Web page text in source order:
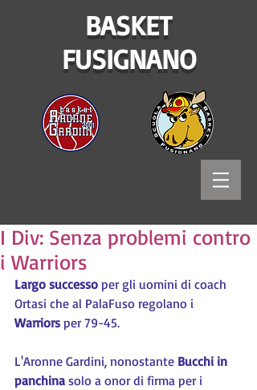
BASKET
FUSIGNANO
I Div: Senza problemi contro
i Warriors
Largo successo per gli uomini di coach
Ortasi che al PalaFuso regolano i
Warriors per 79-45.
L'Aronne Gardini, nonostante Bucchi in
panchina solo a onor di firma per i